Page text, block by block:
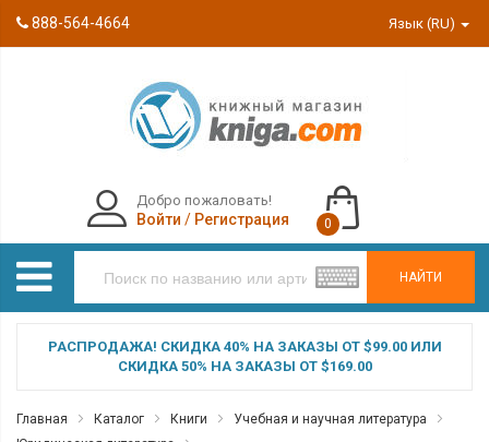
888-564-4664 Язык (RU)
НАЙТИ
Добро пожаловать!
Войти / Регистрация 0
РАСПРОДАЖА! СКИДКА 40% НА ЗАКАЗЫ ОТ $99.00 ИЛИ
СКИДКА 50% НА ЗАКАЗЫ ОТ $169.00
Главная Каталог Книги
Учебная и научная литература